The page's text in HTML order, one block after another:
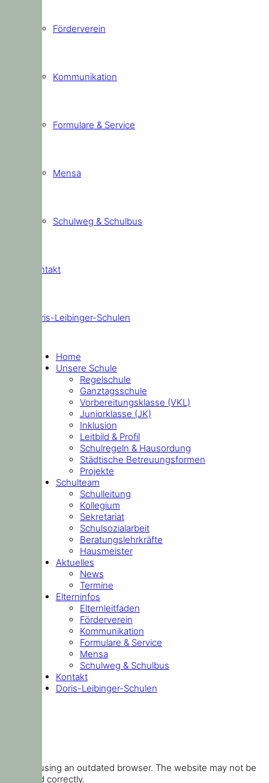
Förderverein
Kommunikation
Formulare & Service
Mensa
Schulweg & Schulbus
Kontakt
Doris-Leibinger-Schulen
Home
Unsere Schule
Regelschule
Ganztagsschule
Vorbereitungsklasse (VKL)
Juniorklasse (JK)
Inklusion
Leitbild & Profil
Schulregeln & Hausordung
Städtische Betreuungsformen
Projekte
Schulteam
Schulleitung
Kollegium
Sekretariat
Schulsozialarbeit
Beratungslehrkräfte
Hausmeister
Aktuelles
News
Termine
Elterninfos
Elternleitfaden
Förderverein
Kommunikation
Formulare & Service
Mensa
Schulweg & Schulbus
Kontakt
Doris-Leibinger-Schulen
You are using an outdated browser. The website may not be
displayed correctly.